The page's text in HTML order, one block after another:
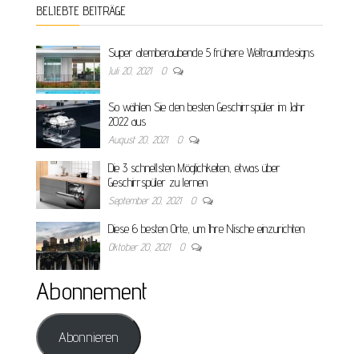
BELIEBTE BEITRÄGE
Super atemberaubende 5 frühere Weltraumdesigns
Juli 20, 2021 0
So wählen Sie den besten Geschirrspüler im Jahr
2022 aus
August 20, 2021 0
Die 3 schnellsten Möglichkeiten, etwas über
Geschirrspüler zu lernen
September 20, 2021 0
Diese 6 besten Orte, um Ihre Nische einzurichten
Oktober 20, 2021 0
Abonnement
Abonnieren